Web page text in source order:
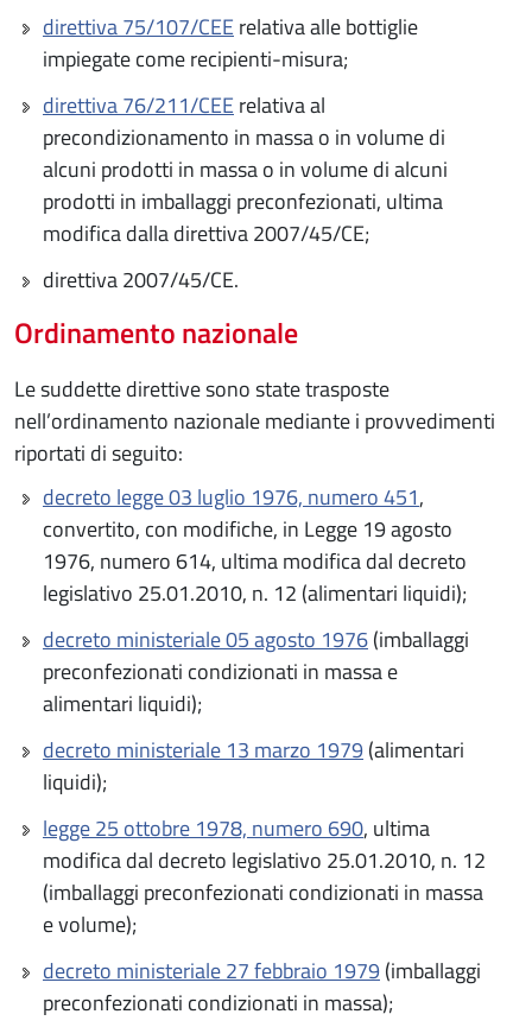
direttiva 75/107/CEE relativa alle bottiglie
impiegate come recipienti-misura;
direttiva 76/211/CEE relativa al
precondizionamento in massa o in volume di
alcuni prodotti in massa o in volume di alcuni
prodotti in imballaggi preconfezionati, ultima
modifica dalla direttiva 2007/45/CE;
direttiva 2007/45/CE.
Ordinamento nazionale
Le suddette direttive sono state trasposte
nell’ordinamento nazionale mediante i provvedimenti
riportati di seguito:
decreto legge 03 luglio 1976, numero 451,
convertito, con modifiche, in Legge 19 agosto
1976, numero 614, ultima modifica dal decreto
legislativo 25.01.2010, n. 12 (alimentari liquidi);
decreto ministeriale 05 agosto 1976(imballaggi
preconfezionati condizionati in massa e
alimentari liquidi);
decreto ministeriale 13 marzo 1979(alimentari
liquidi);
legge 25 ottobre 1978, numero 690, ultima
modifica dal decreto legislativo 25.01.2010, n. 12
(imballaggi preconfezionati condizionati in massa
e volume);
decreto ministeriale 27 febbraio 1979(imballaggi
preconfezionati condizionati in massa);